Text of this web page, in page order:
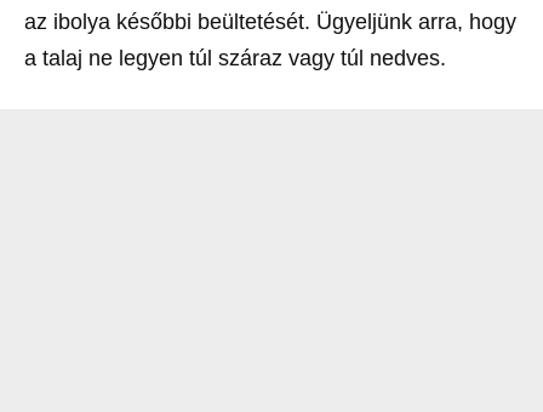
az ibolya későbbi beültetését. Ügyeljünk arra, hogy
a talaj ne legyen túl száraz vagy túl nedves.